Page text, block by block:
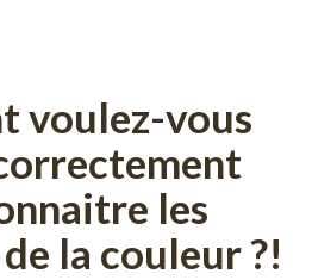
voulez-vous
les
la couleur ?!